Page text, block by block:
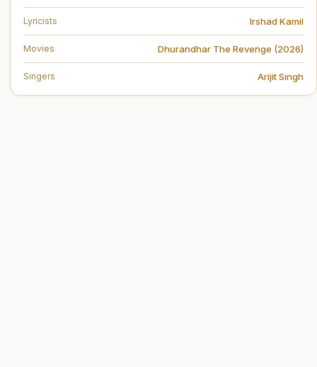
Lyricists Irshad Kamil
Movies Dhurandhar The Revenge (2026)
Singers Arijit Singh